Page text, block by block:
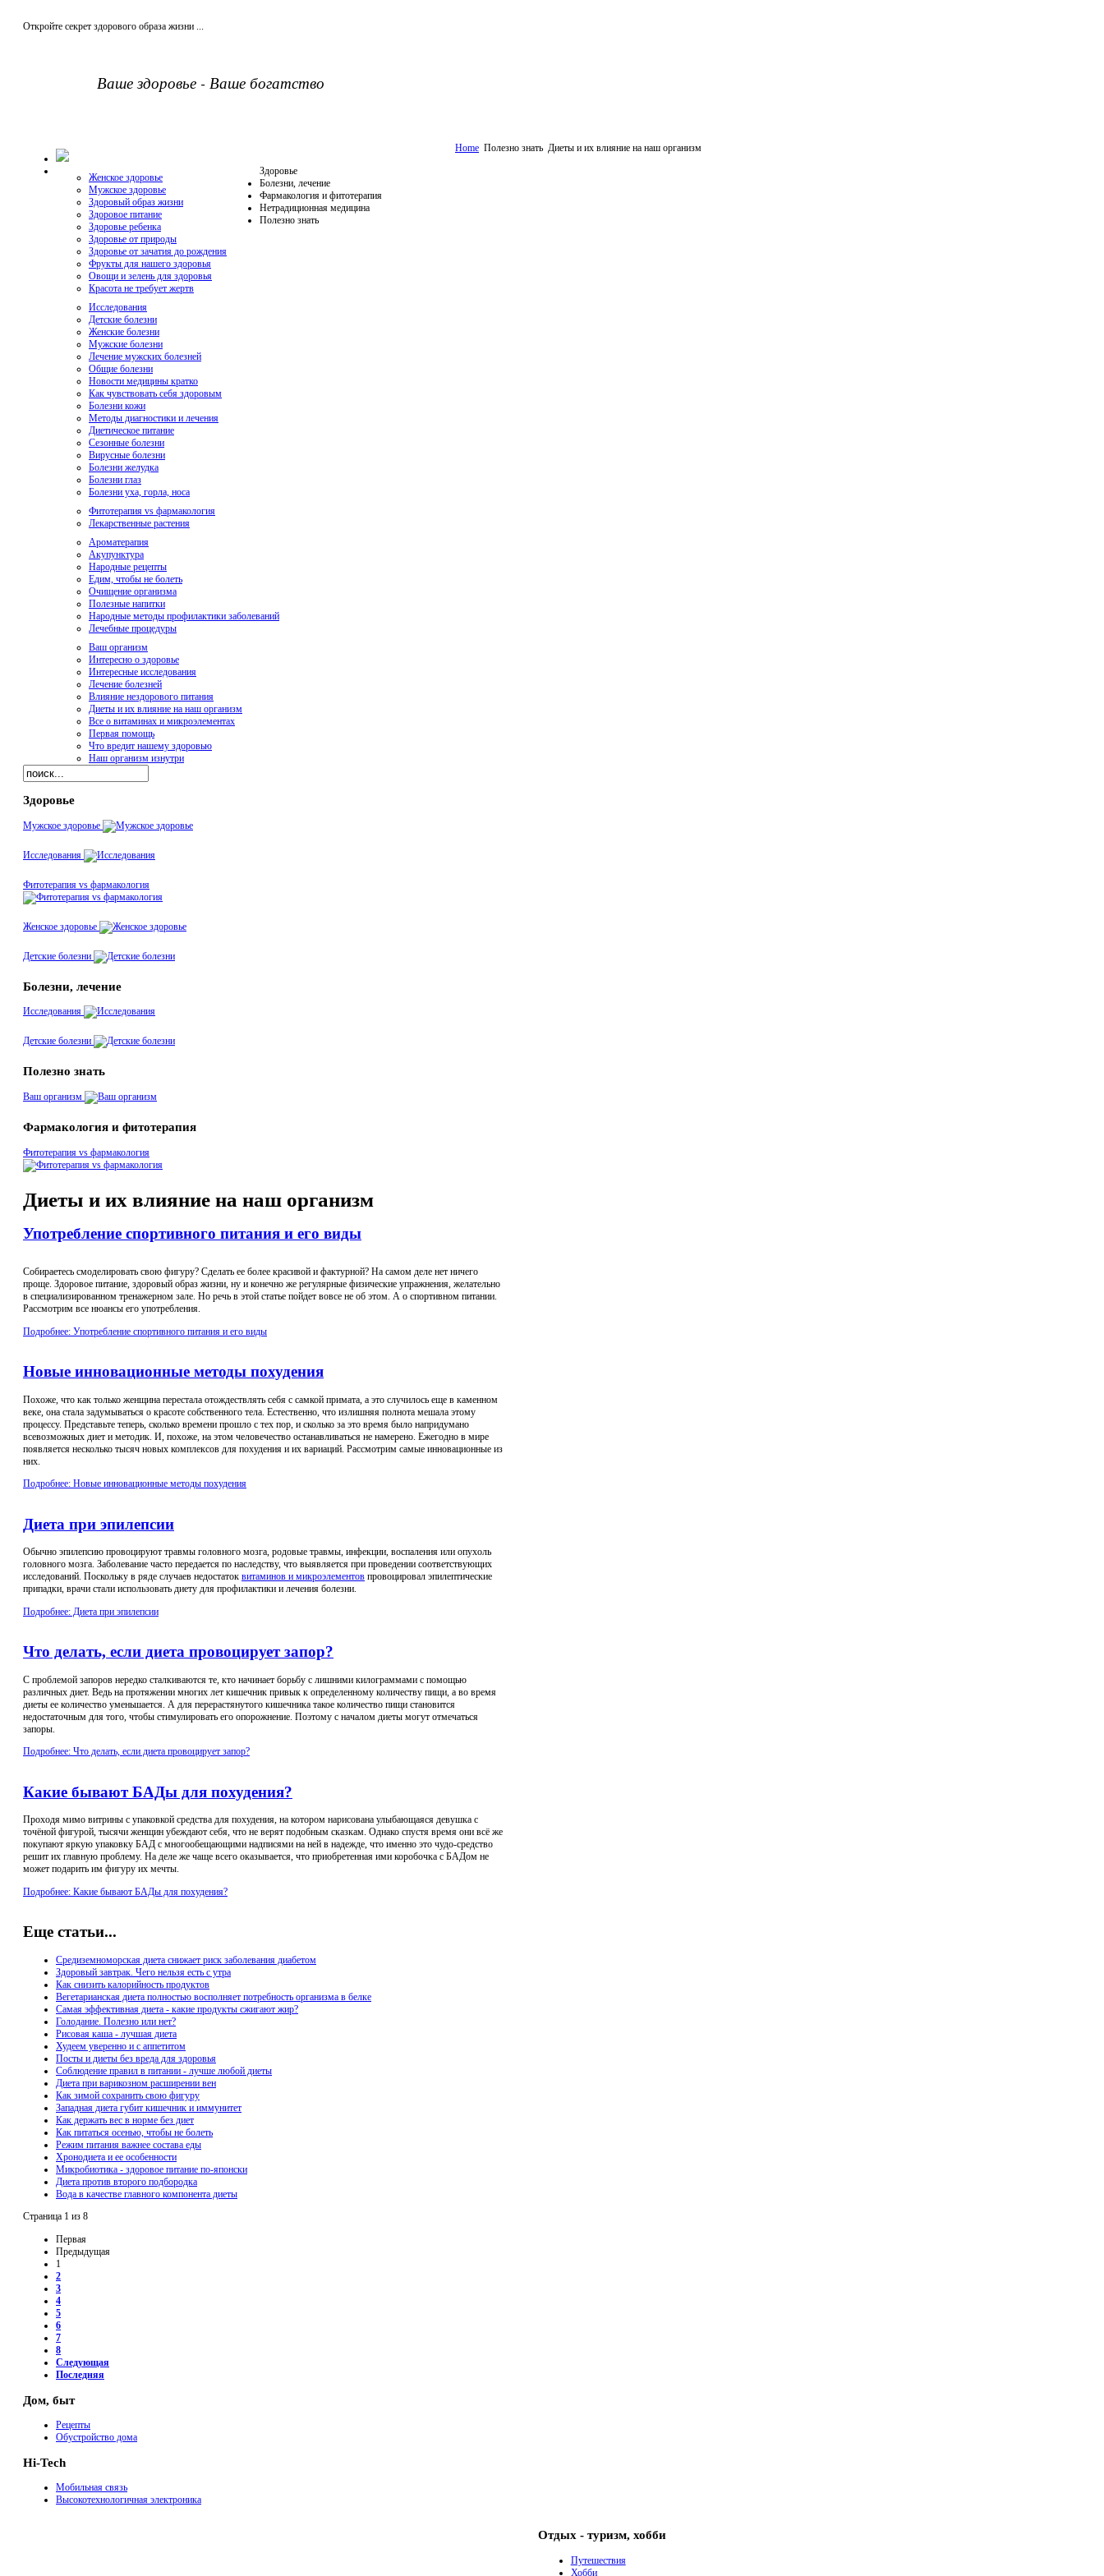
Откройте секрет здорового образа жизни ...
Ваше здоровье - Ваше богатство
Здоровье
Женское здоровье
Мужское здоровье
Здоровый образ жизни
Здоровое питание
Здоровье ребенка
Здоровье от природы
Здоровье от зачатия до рождения
Фрукты для нашего здоровья
Овощи и зелень для здоровья
Красота не требует жертв
Болезни, лечение
Исследования
Детские болезни
Женские болезни
Мужские болезни
Лечение мужских болезней
Общие болезни
Новости медицины кратко
Как чувствовать себя здоровым
Болезни кожи
Методы диагностики и лечения
Диетическое питание
Сезонные болезни
Вирусные болезни
Болезни желудка
Болезни глаз
Болезни уха, горла, носа
Фармакология и фитотерапия
Фитотерапия vs фармакология
Лекарственные растения
Нетрадиционная медицина
Ароматерапия
Акупунктура
Народные рецепты
Едим, чтобы не болеть
Очищение организма
Полезные напитки
Народные методы профилактики заболеваний
Лечебные процедуры
Полезно знать
Ваш организм
Интересно о здоровье
Интересные исследования
Лечение болезней
Влияние нездорового питания
Диеты и их влияние на наш организм
Все о витаминах и микроэлементах
Первая помощь
Что вредит нашему здоровью
Наш организм изнутри
Home Полезно знать Диеты и их влияние на наш организм
Здоровье
Мужское здоровье
Исследования
Фитотерапия vs фармакология
Женское здоровье
Детские болезни
Болезни, лечение
Исследования
Детские болезни
Полезно знать
Ваш организм
Фармакология и фитотерапия
Фитотерапия vs фармакология
Диеты и их влияние на наш организм
Употребление спортивного питания и его виды
Собираетесь смоделировать свою фигуру? Сделать ее более красивой и фактурной? На самом деле нет ничего
проще. Здоровое питание, здоровый образ жизни, ну и конечно же регулярные физические упражнения, желательно
в специализированном тренажерном зале. Но речь в этой статье пойдет вовсе не об этом. А о спортивном питании.
Рассмотрим все нюансы его употребления.
Подробнее: Употребление спортивного питания и его виды
Новые инновационные методы похудения
Похоже, что как только женщина перестала отождествлять себя с самкой примата, а это случилось еще в каменном
веке, она стала задумываться о красоте собственного тела. Естественно, что излишняя полнота мешала этому
процессу. Представьте теперь, сколько времени прошло с тех пор, и сколько за это время было напридумано
всевозможных диет и методик. И, похоже, на этом человечество останавливаться не намерено. Ежегодно в мире
появляется несколько тысяч новых комплексов для похудения и их вариаций. Рассмотрим самые инновационные из
них.
Подробнее: Новые инновационные методы похудения
Диета при эпилепсии
Обычно эпилепсию провоцируют травмы головного мозга, родовые травмы, инфекции, воспаления или опухоль
головного мозга. Заболевание часто передается по наследству, что выявляется при проведении соответствующих
исследований. Поскольку в ряде случаев недостаток витаминов и микроэлементов провоцировал эпилептические
припадки, врачи стали использовать диету для профилактики и лечения болезни.
Подробнее: Диета при эпилепсии
Что делать, если диета провоцирует запор?
С проблемой запоров нередко сталкиваются те, кто начинает борьбу с лишними килограммами с помощью
различных диет. Ведь на протяжении многих лет кишечник привык к определенному количеству пищи, а во время
диеты ее количество уменьшается. А для перерастянутого кишечника такое количество пищи становится
недостаточным для того, чтобы стимулировать его опорожнение. Поэтому с началом диеты могут отмечаться
запоры.
Подробнее: Что делать, если диета провоцирует запор?
Какие бывают БАДы для похудения?
Проходя мимо витрины с упаковкой средства для похудения, на котором нарисована улыбающаяся девушка с
точёной фигурой, тысячи женщин убеждают себя, что не верят подобным сказкам. Однако спустя время они всё же
покупают яркую упаковку БАД с многообещающими надписями на ней в надежде, что именно это чудо-средство
решит их главную проблему. На деле же чаще всего оказывается, что приобретенная ими коробочка с БАДом не
может подарить им фигуру их мечты.
Подробнее: Какие бывают БАДы для похудения?
Еще статьи...
Средиземноморская диета снижает риск заболевания диабетом
Здоровый завтрак. Чего нельзя есть с утра
Как снизить калорийность продуктов
Вегетарианская диета полностью восполняет потребность организма в белке
Самая эффективная диета - какие продукты сжигают жир?
Голодание. Полезно или нет?
Рисовая каша - лучшая диета
Худеем уверенно и с аппетитом
Посты и диеты без вреда для здоровья
Соблюдение правил в питании - лучше любой диеты
Диета при варикозном расширении вен
Как зимой сохранить свою фигуру
Западная диета губит кишечник и иммунитет
Как держать вес в норме без диет
Как питаться осенью, чтобы не болеть
Режим питания важнее состава еды
Хронодиета и ее особенности
Микробиотика - здоровое питание по-японски
Диета против второго подбородка
Вода в качестве главного компонента диеты
Страница 1 из 8
Первая
Предыдущая
1
2
3
4
5
6
7
8
Следующая
Последняя
Дом, быт
Рецепты
Обустройство дома
Hi-Tech
Мобильная связь
Высокотехнологичная электроника
Отдых - туризм, хобби
Путешествия
Хобби